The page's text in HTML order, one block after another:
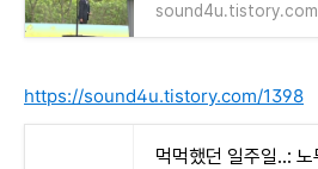
sound4u.tistory.com
https://sound4u.tistory.com/1398